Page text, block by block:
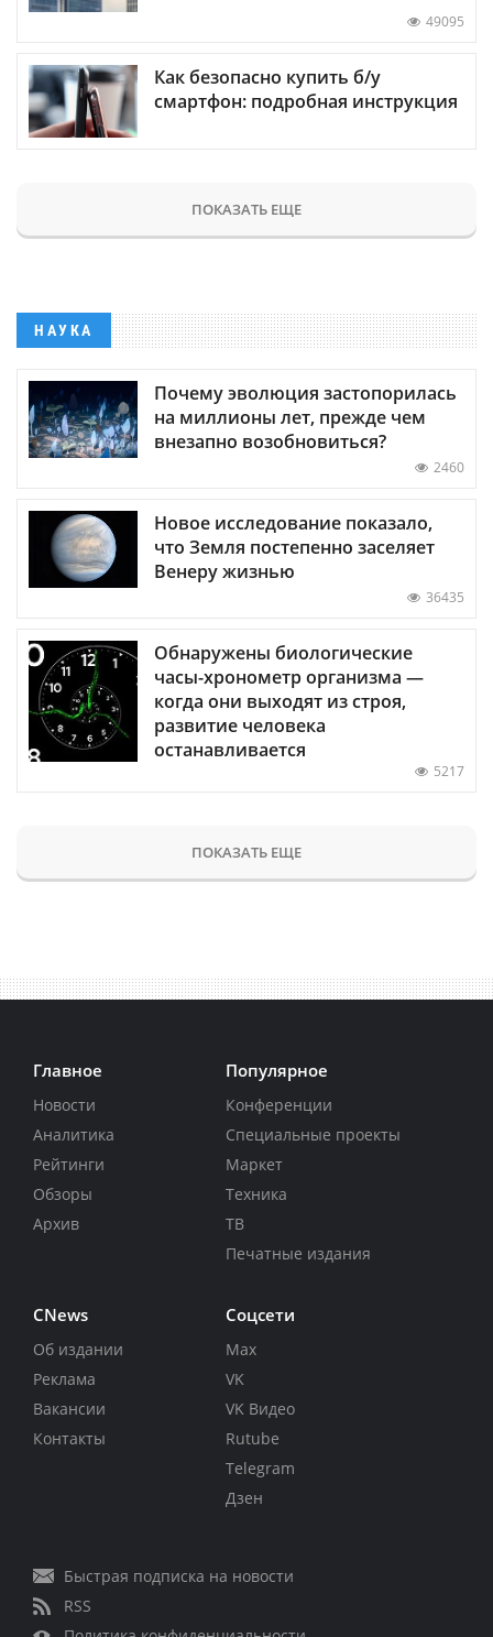
49095
Как безопасно купить б/у
смартфон: подробная инструкция
ПОКАЗАТЬ ЕЩЕ
НАУКА
Почему эволюция застопорилась
на миллионы лет, прежде чем
внезапно возобновиться?
2460
Новое исследование показало,
что Земля постепенно заселяет
Венеру жизнью
36435
Обнаружены биологические
часы-хронометр организма —
когда они выходят из строя,
развитие человека
останавливается
5217
ПОКАЗАТЬ ЕЩЕ
Главное
Новости
Аналитика
Рейтинги
Обзоры
Архив
Популярное
Конференции
Специальные проекты
Маркет
Техника
ТВ
Печатные издания
CNews
Об издании
Реклама
Вакансии
Контакты
Соцсети
Max
VK
VK Видео
Rutube
Telegram
Дзен
Быстрая подписка на новости
RSS